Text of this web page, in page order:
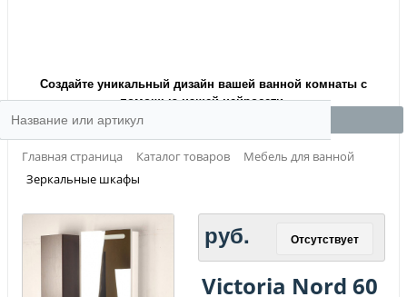
Создайте уникальный дизайн вашей ванной комнаты с
помощью нашей нейросети.
Главная страница Каталог товаров
Мебель для ванной
Зеркальные шкафы
руб. Отсутствует
Victoria Nord 60